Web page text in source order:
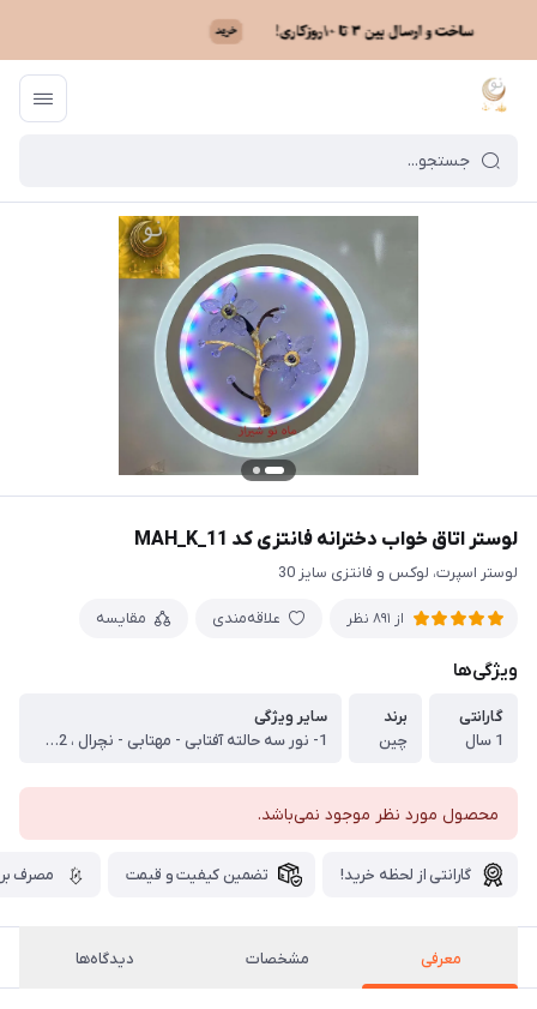
ماه نو / فهرست محصولات
لوستر اتاق خواب دخترانه فانتزی کد MAH_K_11
لوستر اسپرت، لوکس و فانتزی سایز 30
از 891 نظر علاقه‌مندی مقایسه
ویژگی‌ها
گارانتی
1 سال
برند
چین
سایر ویژگی
1- نور سه حالته آفتابی - مهتابی - نچرال ، 2- نور پس زمینه زرد و بنفش
محصول مورد نظر موجود نمی‌باشد.
گارانتی از لحظه خرید! تضمین کیفیت و قیمت مصرف
معرفی مشخصات دیدگاه‌ها